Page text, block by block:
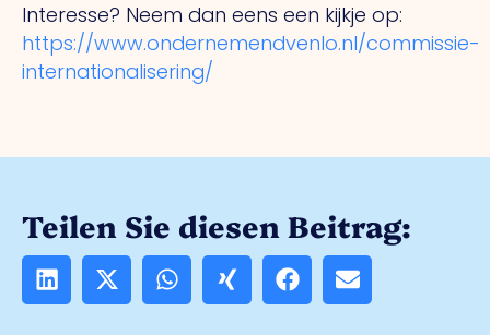
Interesse? Neem dan eens een kijkje op:
https://www.ondernemendvenlo.nl/commissie-
internationalisering/
Teilen Sie diesen Beitrag: